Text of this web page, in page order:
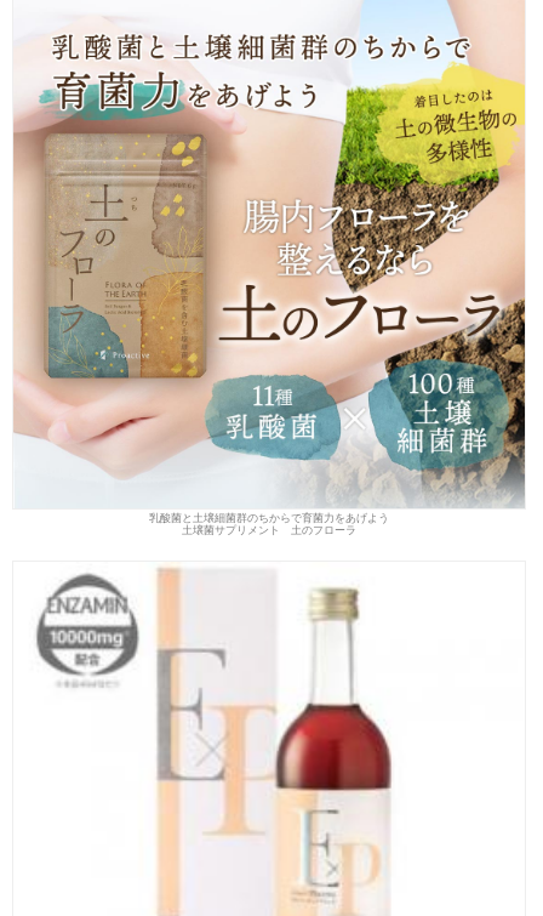
乳酸菌と土壌細菌群のちからで育菌力をあげよう
土壌菌サプリメント 土のフローラ